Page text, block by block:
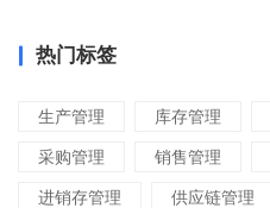
热门标签
生产管理 库存管理
采购管理 销售管理
进销存管理 供应链管理